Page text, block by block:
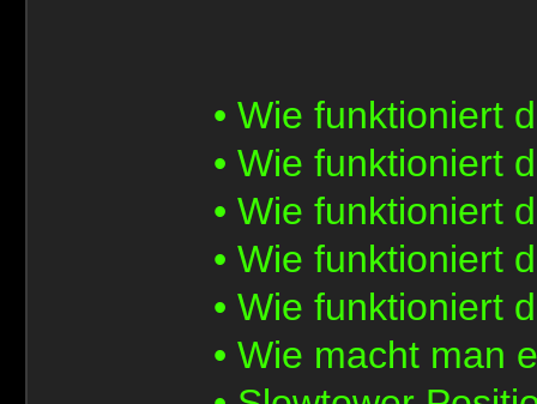
• Wie funktioniert
• Wie funktioniert
• Wie funktioniert
• Wie funktioniert
• Wie funktioniert
• Wie macht man